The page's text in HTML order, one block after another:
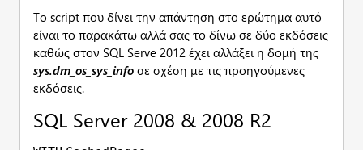
Το script που δίνει την απάντηση στο ερώτημα αυτό
είναι το παρακάτω αλλά σας το δίνω σε δύο εκδόσεις
καθώς στον SQL Serve 2012 έχει αλλάξει η δομή της
sys.dm_ os_ sys_ info σε σχέση με τις προηγούμενες
εκδόσεις.
SQL Server 2008 & 2008 R2